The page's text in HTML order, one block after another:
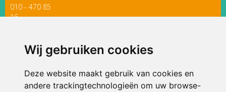
Wij gebruiken cookies
Deze website maakt gebruik van cookies en
andere trackingtechnologieën om uw browse-
010 - 470 85
16
ONDERDEEL VAN